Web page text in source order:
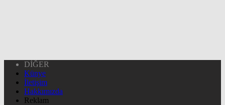
DİĞER
Künye
İletişim
Hakkımızda
Reklam